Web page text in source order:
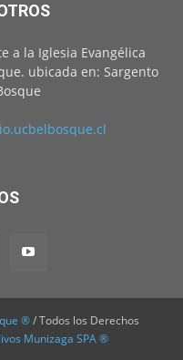
a la Iglesia Evangélica
ubicada en: Sargento
®/ Todos los Derechos
Munizaga SPA ®